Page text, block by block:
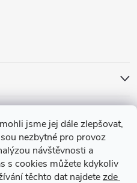
jsme jej dále zlepšovat,
nezbytné pro provoz
návštěvnosti a
s cookies můžete kdykoliv
těchto dat najdetezde